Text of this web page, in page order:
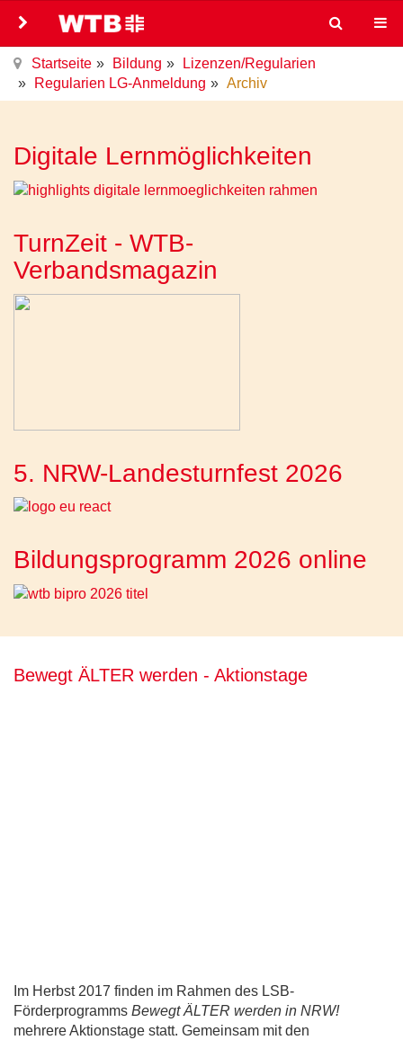
Startseite Bildung
Lizenzen/Regularien
Regularien LG-Anmeldung
Archiv
Digitale Lernmöglichkeiten
TurnZeit - WTB-
Verbandsmagazin
5. NRW-Landesturnfest 2026
Bildungsprogramm 2026 online
Bewegt ÄLTER werden - Aktionstage
Im Herbst 2017 finden im Rahmen des LSB-
Förderprogramms Bewegt ÄLTER werden in NRW!
mehrere Aktionstage statt. Gemeinsam mit den